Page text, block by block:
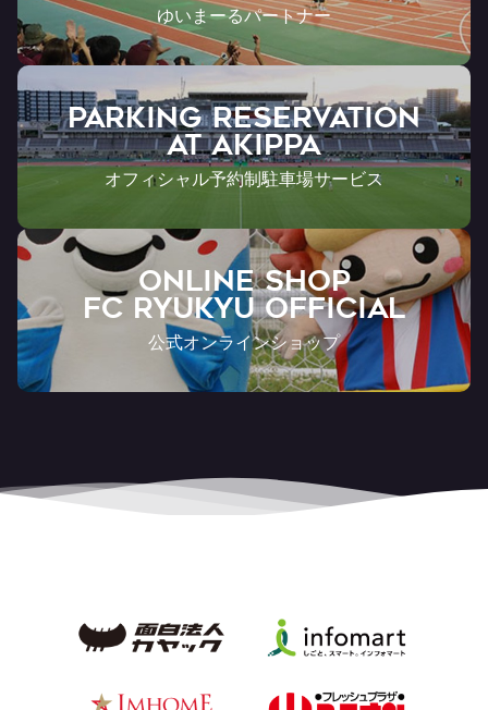
ゆいまーるパートナー
PARKING RESERVATION
AT Akippa
オフィシャル予約制駐車場サービス
ONLINE SHOP
FC RYUKYU OFFICIAL
公式オンラインショップ